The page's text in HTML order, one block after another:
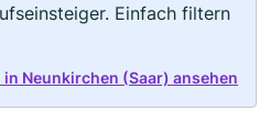
Einfach filtern
Neunkirchen (Saar) ansehen